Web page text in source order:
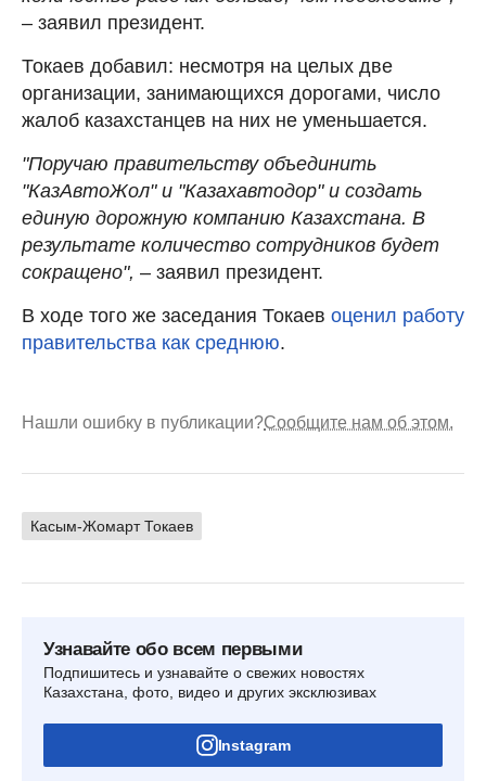
– заявил президент.
Токаев добавил: несмотря на целых две
организации, занимающихся дорогами, число
жалоб казахстанцев на них не уменьшается.
"Поручаю правительству объединить
"КазАвтоЖол" и "Казахавтодор" и создать
единую дорожную компанию Казахстана. В
результате количество сотрудников будет
сокращено", – заявил президент.
В ходе того же заседания Токаев оценил работу
правительства как среднюю.
Нашли ошибку в публикации?Сообщите нам об этом.
Касым-Жомарт Токаев
Узнавайте обо всем первыми
Подпишитесь и узнавайте о свежих новостях
Казахстана, фото, видео и других эксклюзивах
Instagram